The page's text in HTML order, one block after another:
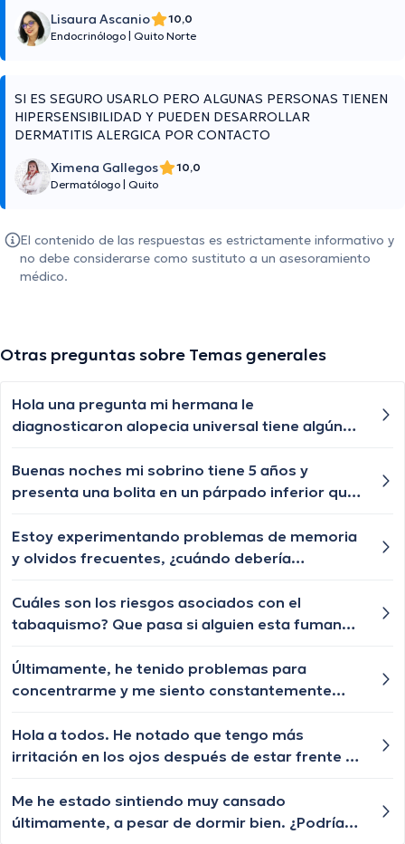
Lisaura Ascanio
10,0
Endocrinólogo Quito Norte
SI ES SEGURO USARLO PERO ALGUNAS PERSONAS TIENEN
HIPERSENSIBILIDAD Y PUEDEN DESARROLLAR
DERMATITIS ALERGICA POR CONTACTO
Ximena Gallegos
10,0
Dermatólogo Quito
El contenido de las respuestas es estrictamente informativo y
no debe considerarse como sustituto a un asesoramiento
médico.
Otras preguntas sobre Temas generales
Hola una pregunta mi hermana le
diagnosticaron alopecia universal tiene algún
las cejas y pestañas , aunque ya le están
creciendo de a poquito pero lento y chiquititos
pestañas igual algún tratamiento q le ayude a
crecer o esa enfermedad ya no tiene
Buenas noches mi sobrino tiene 5 años y
presenta una bolita en un párpado inferior que
vuelve aparecer, qué especialista nos puede
ayudar?
Estoy experimentando problemas de memoria
y olvidos frecuentes, ¿cuándo debería
Cuáles son los riesgos asociados con el
tabaquismo? Que pasa si alguien esta fumando
Últimamente, he tenido problemas para
concentrarme y me siento constantemente
razones detrás de estos problemas de
concentración?
Hola a todos. He notado que tengo más
irritación en los ojos después de estar frente a
Me he estado sintiendo muy cansado
últimamente, a pesar de dormir bien. ¿Podría